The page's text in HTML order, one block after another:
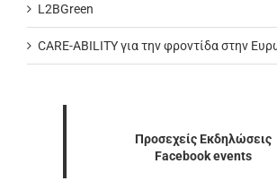
L2BGreen
CARE-ABILITY για την φροντίδα στην
Προσεχείς Εκδηλώσεις
Facebook events